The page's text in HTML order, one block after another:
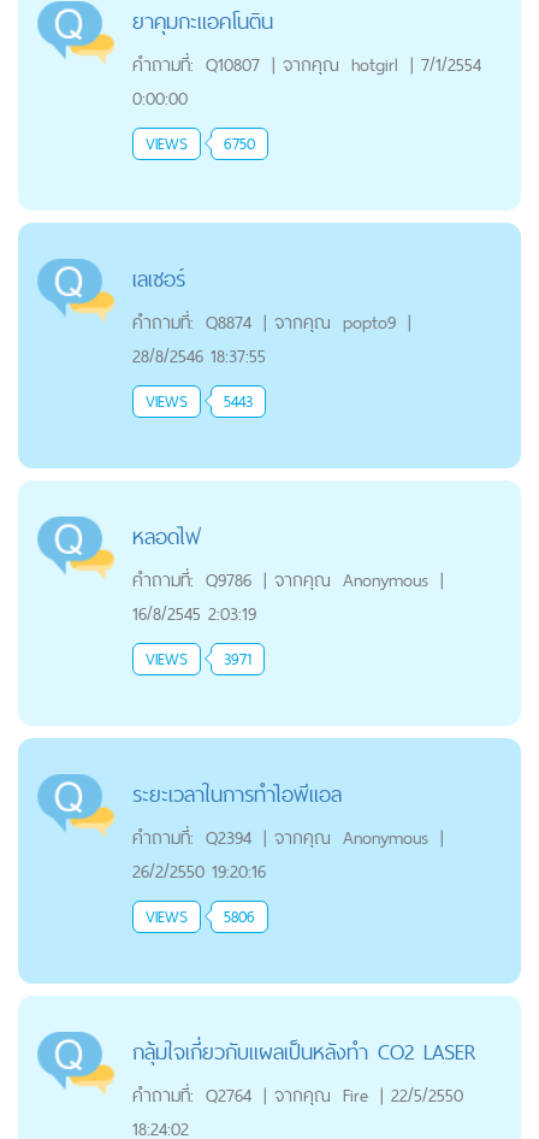
ยาคุมกะแอคโนติน
คำถามที่: Q10807 | จากคุณ hotgirl | 7/1/2554
0:00:00
VIEWS 6750
เลเซอร์
คำถามที่: Q8874 | จากคุณ popto9 |
28/8/2546 18:37:55
VIEWS 5443
หลอดไฟ
คำถามที่: Q9786 | จากคุณ Anonymous |
16/8/2545 2:03:19
VIEWS 3971
ระยะเวลาในการทำไอพีแอล
คำถามที่: Q2394 | จากคุณ Anonymous |
26/2/2550 19:20:16
VIEWS 5806
กลุ้มใจเกี่ยวกับแผลเป็นหลังทำ CO2 LASER
คำถามที่: Q2764 | จากคุณ Fire | 22/5/2550
18:24:02